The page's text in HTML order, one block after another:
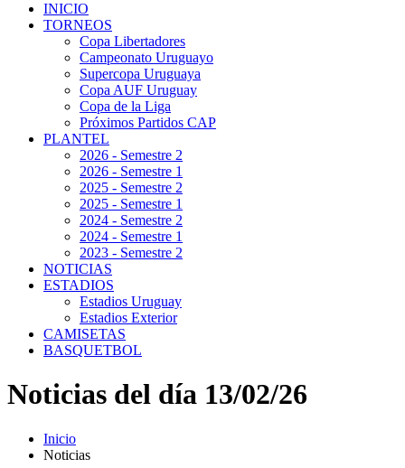
INICIO
TORNEOS
Copa Libertadores
Campeonato Uruguayo
Supercopa Uruguaya
Copa AUF Uruguay
Copa de la Liga
Próximos Partidos CAP
PLANTEL
2026 - Semestre 2
2026 - Semestre 1
2025 - Semestre 2
2025 - Semestre 1
2024 - Semestre 2
2024 - Semestre 1
2023 - Semestre 2
NOTICIAS
ESTADIOS
Estadios Uruguay
Estadios Exterior
CAMISETAS
BASQUETBOL
Noticias del día 13/02/26
Inicio
Noticias